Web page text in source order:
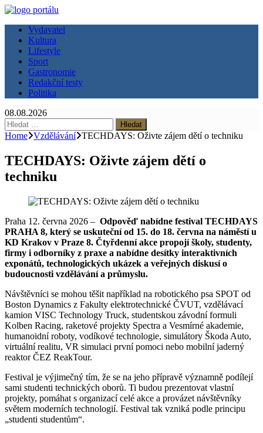
Vydavatel
Kultura
Lifestyle
Sport
Gastronomie
Redakční testy
Politika
08.08.2026
Vyhledávání
Home Vzdělávání TECHDAYS: Oživte zájem dětí o techniku
TECHDAYS: Oživte zájem dětí o
techniku
Praha 12. června 2026 – Odpověď nabídne festival TECHDAYS
PRAHA 8, který se uskuteční od 15. do 18. června na náměstí u
KD Krakov v Praze 8. Čtyřdenní akce propojí školy, studenty,
firmy i odborníky z praxe a nabídne desítky interaktivních
exponátů, technologických ukázek a veřejných diskusí o
budoucnosti vzdělávání a průmyslu.
Návštěvníci se mohou těšit například na robotického psa SPOT od
Boston Dynamics z Fakulty elektrotechnické ČVUT, vzdělávací
kamion VISC Technology Truck, studentskou závodní formuli
Kolben Racing, raketové projekty Spectra a Vesmírné akademie,
humanoidní roboty, vodíkové technologie, simulátory Škoda Auto,
virtuální realitu, VR simulaci první pomoci nebo mobilní jaderný
reaktor ČEZ ReakTour.
Festival je výjimečný tím, že se na jeho přípravě významně podílejí
sami studenti technických oborů. Ti budou prezentovat vlastní
projekty, pomáhat s organizací celé akce a provázet návštěvníky
světem moderních technologií. Festival tak vzniká podle principu
„studenti studentům“.